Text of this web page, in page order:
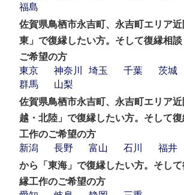
福島
佐賀県鳥栖市永吉町、永吉町エリア近
東」で復縁したい方。そして復縁相
ご希望の方
東京
神奈川 埼玉 千葉 茨城
群馬
山梨
佐賀県鳥栖市永吉町、永吉町エリア
越・北陸」で復縁したい方。そして
工作のご希望の方
新潟
長野 富山 石川
福井
から「東海」で復縁したい方。そし
縁工作のご希望の方